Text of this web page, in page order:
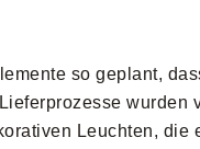
so geplant,
Leuchten,